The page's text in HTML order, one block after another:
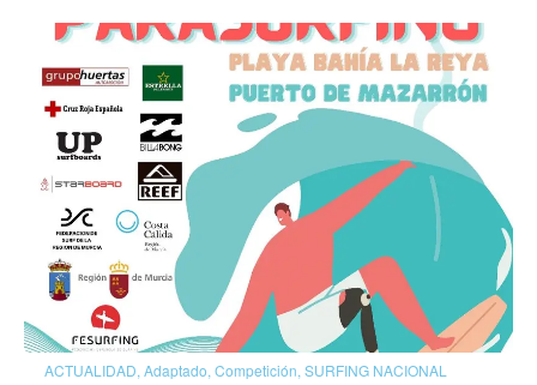
ACTUALIDAD, Adaptado, Competición, SURFING NACIONAL